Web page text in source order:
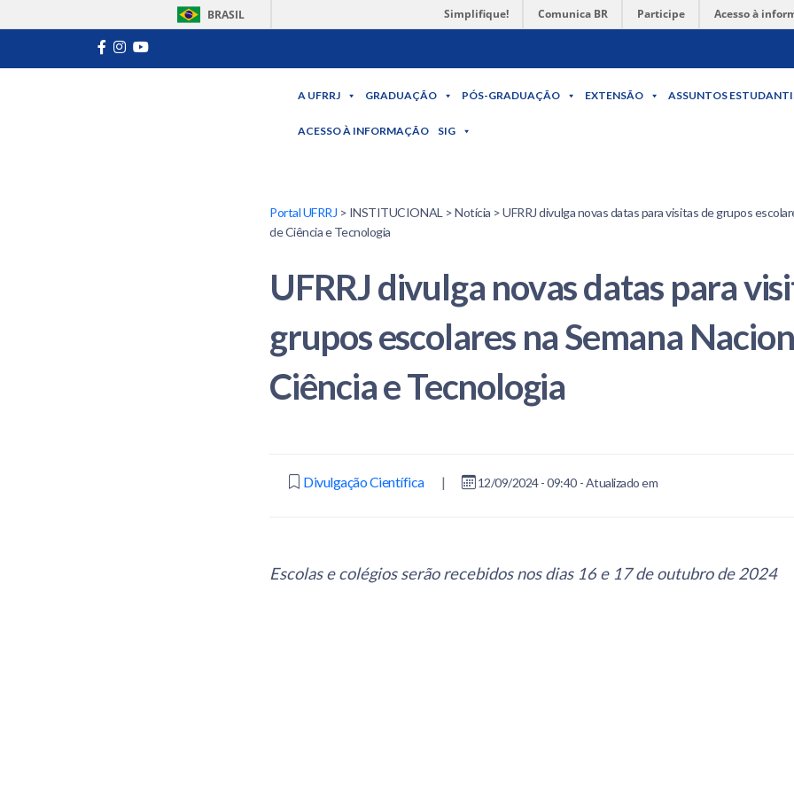
BRASIL Simplifique! Comunica BR Participe Acesso à
A UFRRJ GRADUAÇÃO PÓS-GRADUAÇÃO EXTENSÃO ASSUNTOS
ACESSO À INFORMAÇÃO SIG
Portal UFRRJ > INSTITUCIONAL > Notícia > UFRRJ divulga novas datas para visitas de grupos
de Ciência e Tecnologia
UFRRJ divulga novas datas para
grupos escolares na Semana
Ciência e Tecnologia
Divulgação Científica | 12/09/2024 - 09:40 - Atualizado em
Escolas e colégios serão recebidos nos dias 16 e 17 de outubro de 2024